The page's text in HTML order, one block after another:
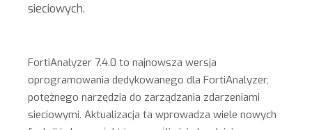
sieciowych.
FortiAnalyzer 7.4.0 to najnowsza wersja
oprogramowania dedykowanego dla FortiAnalyzer,
potężnego narzędzia do zarządzania zdarzeniami
sieciowymi. Aktualizacja ta wprowadza wiele nowych